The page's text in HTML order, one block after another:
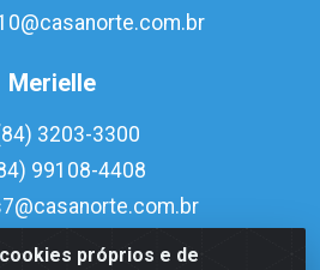
próprios e de
Merielle
3203-3300
99108-4408